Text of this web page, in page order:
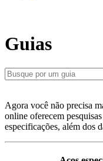
Guias
Agora você não precisa
online oferecem
especificações, além dos